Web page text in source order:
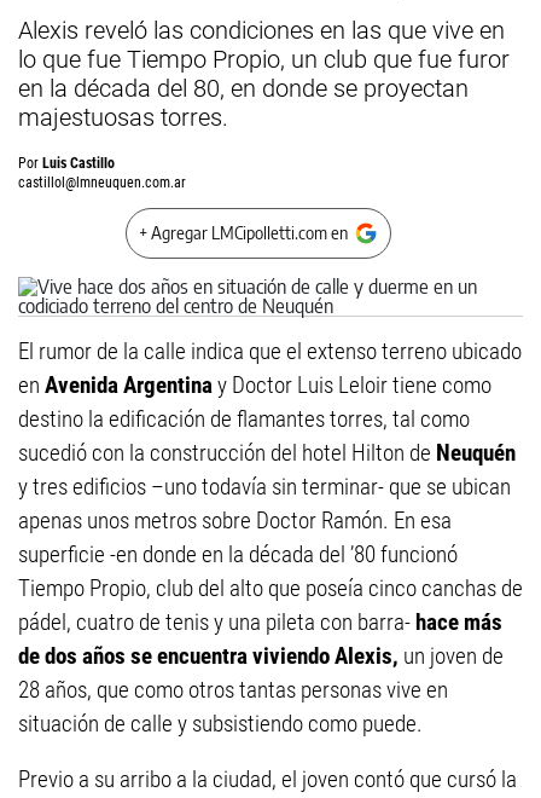
Alexis reveló las condiciones en las que vive en
lo que fue Tiempo Propio, un club que fue furor
en la década del 80, en donde se proyectan
majestuosas torres.
Por Luis Castillo
castillol@lmneuquen.com.ar
+ Agregar LMCipolletti.com en
El rumor de la calle indica que el extenso terreno ubicado
en Avenida Argentinay Doctor Luis Leloir tiene como
destino la edificación de flamantes torres, tal como
sucedió con la construcción del hotel Hilton de Neuquén
y tres edificios –uno todavía sin terminar- que se ubican
apenas unos metros sobre Doctor Ramón. En esa
superficie -en donde en la década del ’80 funcionó
Tiempo Propio, club del alto que poseía cinco canchas de
pádel, cuatro de tenis y una pileta con barra-hace más
de dos años se encuentra viviendo Alexis, un joven de
28 años, que como otros tantas personas vive en
situación de calle y subsistiendo como puede.
Previo a su arribo a la ciudad, el joven contó que cursó la